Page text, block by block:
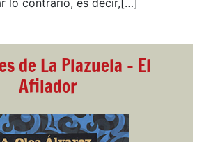
de La Plazuela - El
Afilador